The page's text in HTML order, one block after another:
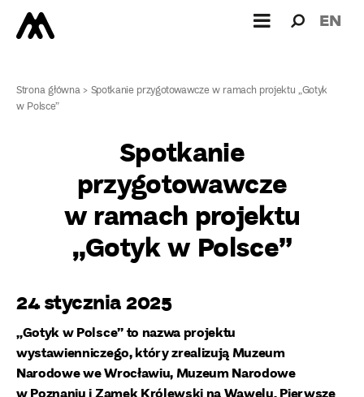
dla: EN
Strona główna>Spotkanie przygotowawcze w ramach projektu „Gotyk
w Polsce”
Spotkanie
przygotowawcze
w ramach projektu
„Gotyk w Polsce”
24 stycznia 2025
„Gotyk w Polsce” to nazwa projektu
wystawienniczego, który zrealizują Muzeum
Narodowe we Wrocławiu, Muzeum Narodowe
w Poznaniu i Zamek Królewski na Wawelu. Pierwsze